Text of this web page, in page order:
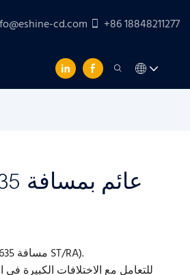
cd.com +86 18848211277
سلسلة 10109 عبارة عن موصل لوحة عائمة إلى لوحة (مسافة 0.635 مم، صفين، اتصال ST/RA).
للتعامل مع الاختلافات الكبيرة